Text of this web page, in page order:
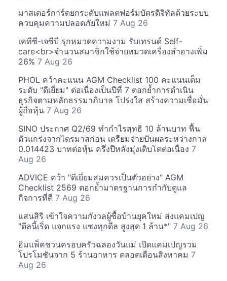
มาสเตอร์การ์ดยกระดับแพลตฟอร์มบัตรดิจิทัลด้วยระบบ
ควบคุมความปลอดภัยใหม่ 7 Aug 26
เคทีซี-เจซีบี รุกหมวดความงาม รับเทรนด์ Self-
care<br>จำนวนสมาชิกใช้จ่ายหมวดเครื่องสำอางเพิ่ม
26% 7 Aug 26
PHOL คว้าคะแนน AGM Checklist 100 คะแนนเต็ม
ระดับ "ดีเยี่ยม" ต่อเนื่องเป็นปีที่ 7 ตอกย้ำการดำเนิน
ธุรกิจตามหลักธรรมาภิบาล โปร่งใส สร้างความเชื่อมั่น
ผู้ถือหุ้น 7 Aug 26
SINO ประกาศ Q2/69 ทำกำไรสุทธิ 10 ล้านบาท ฟื้น
ตัวแกร่งจากไตรมาสก่อน เตรียมจ่ายปันผลระหว่างกาล
0.014423 บาทต่อหุ้น ครึ่งปีหลังมุ่งเติบโตต่อเนื่อง 7
Aug 26
ADVICE คว้า "ดีเยี่ยมสมควรเป็นตัวอย่าง" AGM
Checklist 2569 ตอกย้ำมาตรฐานการกำกับดูแล
กิจการที่ดี 7 Aug 26
แสนสิริ เข้าใจความกังวลผู้ซื้อบ้านยุคใหม่ ส่งแคมเปญ
"ดีลนี้เริ่ด แจกแรง แซงทุกดีล สูงสุด 1 ล้าน*" 7 Aug 26
อิมแพ็คชวนครอบครัวฉลองวันแม่ เปิดแคมเปญรวม
โปรโมชันจาก 5 ร้านอาหาร ตลอดเดือนสิงหาคม 7
Aug 26